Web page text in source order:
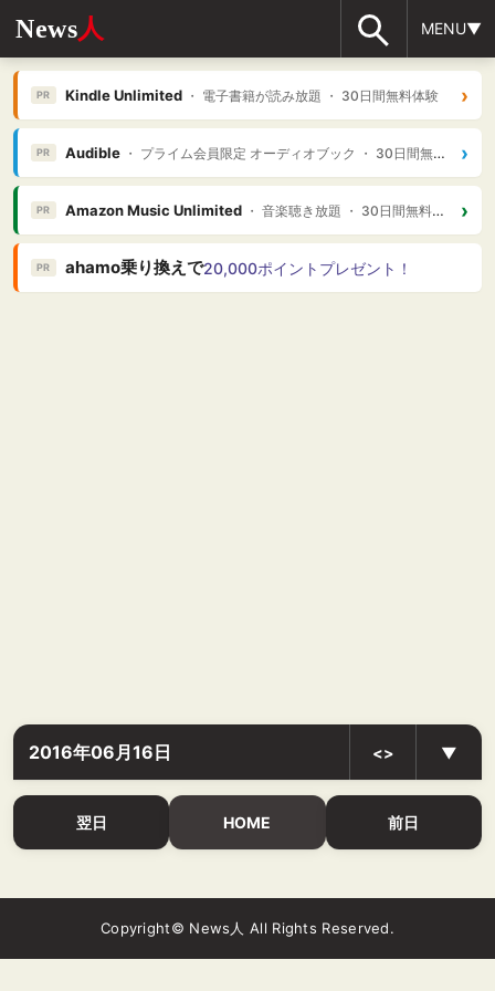
News人 MENU▼
PR Kindle Unlimited・ 電子書籍が読み放題 ・ 30日間無料体験 ›
PR Audible・ プライム会員限定 オーディオブック ・ 30日間無料体験 ›
PR Amazon Music Unlimited・ 音楽聴き放題 ・ 30日間無料体験 ›
PR ahamo乗り換えで20,000ポイントプレゼント！
2016年06月16日 <> ▼
翌日 HOME 前日
Copyright© News人 All Rights Reserved.